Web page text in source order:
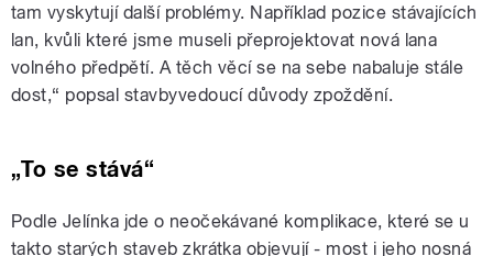
tam vyskytují další problémy. Například pozice stávajících
lan, kvůli které jsme museli přeprojektovat nová lana
volného předpětí. A těch věcí se na sebe nabaluje stále
dost,“ popsal stavbyvedoucí důvody zpoždění.
„To se stává“
Podle Jelínka jde o neočekávané komplikace, které se u
takto starých staveb zkrátka objevují - most i jeho nosná